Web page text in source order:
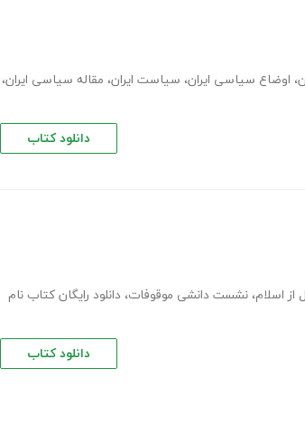
، اوضاع سیاسی ایران، سیاست ایران، مقاله سیاسی ایران،
دانلود کتاب
از اسلام، نشست دانشی موقوفات، دانلود رایگان کتاب نام
دانلود کتاب